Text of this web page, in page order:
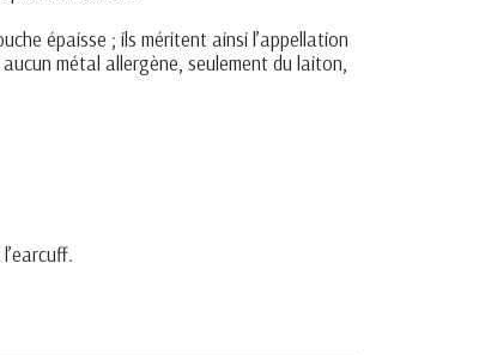
épaisse ; ils méritent ainsi l’appellation
métal allergène, seulement du laiton,